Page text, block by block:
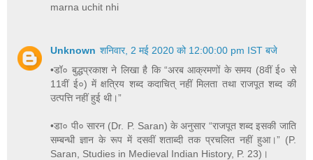
marna uchit nhi
Unknown शनिवार, 2 मई 2020 को 12:00:00 pm IST बजे
•डॉ० बुद्धप्रकाश ने लिखा है कि “अरब आक्रमणों के समय (8वीं ई० से
11वीं ई०) में क्षत्रिय शब्द कदाचित् नहीं मिलता तथा राजपूत शब्द की
उत्पत्ति नहीं हुई थी।”
•डा० पी० सारन (Dr. P. Saran) के अनुसार “राजपूत शब्द इसकी जाति
सम्बन्धी ज्ञान के रूप में दसवीं शताब्दी तक प्रचलित नहीं हुआ।” (P.
Saran, Studies in Medieval Indian History, P. 23)।